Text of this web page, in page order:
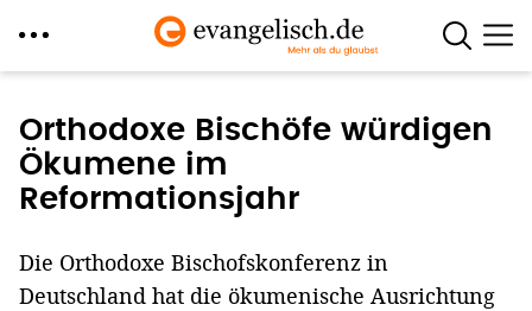
zum
Inhalt
Orthodoxe Bischöfe würdigen
Ökumene im
Reformationsjahr
Die Orthodoxe Bischofskonferenz in
Deutschland hat die ökumenische Ausrichtung